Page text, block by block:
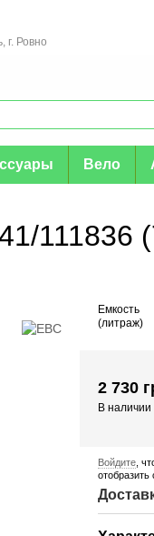
г. Ровно
Вело
111836
Емкость
(литраж)
2 730
В наличии
Войдите ,
отобразить